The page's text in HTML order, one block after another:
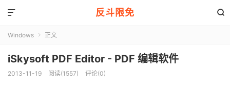
反斗限免 

Windows  正文
iSkysoft PDF Editor - PDF 编辑软件
2013-11-19 阅读(1557) 评论(0)